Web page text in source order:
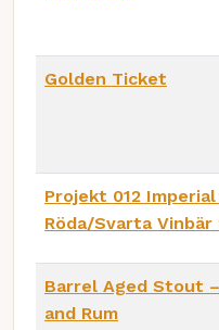
Golden Ticket
Projekt 012 Imperial
Röda/Svarta Vinbär
Barrel Aged Stout
and Rum